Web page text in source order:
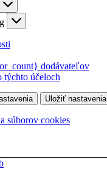
dodávateľov
týchto účeloch
Uložiť nastavenia
súborov cookies